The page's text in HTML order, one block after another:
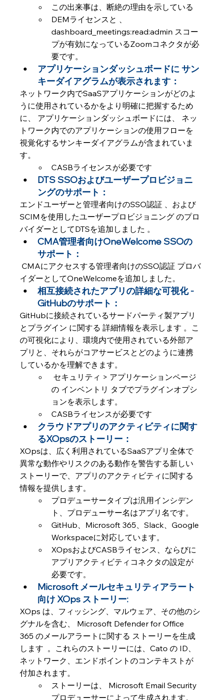
この出来事は、断絶の理由を示している
DEMライセンスと 、
dashboard_meetings:read:admin スコー
プが有効になっているZoomコネクタが必
要です。
アプリケーションダッシュボードに サン
キーダイアグラムが表示されます：
ネットワーク内でSaaSアプリケーションがどのよ
うに使用されているかをより明確に把握するため
に、 アプリケーションダッシュボードには、 ネッ
トワーク内でのアプリケーションの使用フローを
視覚化するサンキーダイアグラムが含まれていま
す。
CASBライセンスが必要です
DTS SSOおよびユーザープロビジョニ
ングのサポート：
エンドユーザーと管理者向けのSSO認証 、および
SCIMを使用したユーザープロビジョニング のプロ
バイダーとしてDTSを追加しました 。
CMA管理者向けOneWelcome SSOの
サポート：
CMAにアクセスする管理者向けのSSO認証 プロバ
イダーとしてOneWelcomeを追加しました。
相互接続されたアプリの詳細な可視化 -
GitHubのサポート：
GitHubに接続されているサードパーティ製アプリ
とプラグイン に関する 詳細情報を表示します 。こ
の可視化により、環境内で使用されている外部ア
プリと、それらがコアサービスとどのように連携
しているかを理解できます。
の インベントリ タブでプラグインオプシ
ョンを表示します。
CASBライセンスが必要です
クラウドアプリのアクティビティに関す
るXOpsのストーリー：
XOpsは、広く利用されているSaaSアプリ全体で
異常な動作やリスクのある動作を警告する新しい
ストーリーで、アプリのアクティビティに関する
情報を提供します。
プロデューサータイプは汎用インシデン
ト、プロデューサー名はアプリ名です。
GitHub、Microsoft 365、Slack、Google
Workspaceに対応しています。
XOpsおよびCASBライセンス、ならびに
アプリアクティビティコネクタの設定が
必要です。
Microsoft メールセキュリティアラート
向け XOps ストーリー:
XOps は、フィッシング、マルウェア、その他のシ
グナルを含む、 Microsoft Defender for Office
365 のメールアラートに関する ストーリーを生成
します  。これらのストーリーには、Cato の ID、
ネットワーク、エンドポイントのコンテキストが
付加されます。
ストーリーは、 Microsoft Email Security
プロデューサーによって生成されます。